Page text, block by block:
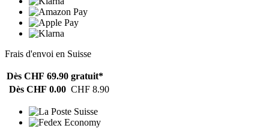
Frais d'envoi en Suisse
Dès CHF 69.90 gratuit*
Dès CHF 0.00 CHF 8.90